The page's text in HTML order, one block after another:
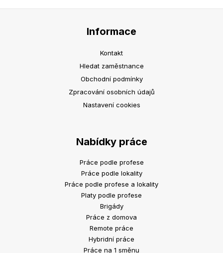
Informace
Kontakt
Hledat zaměstnance
Obchodní podmínky
Zpracování osobních údajů
Nastavení cookies
Nabídky práce
Práce podle profese
Práce podle lokality
Práce podle profese a lokality
Platy podle profese
Brigády
Práce z domova
Remote práce
Hybridní práce
Práce na 1 směnu